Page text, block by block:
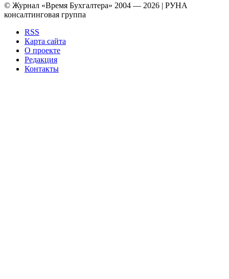
© Журнал «Время Бухгалтера» 2004 — 2026 | РУНА
консалтинговая группа
RSS
Карта сайта
О проекте
Редакция
Контакты